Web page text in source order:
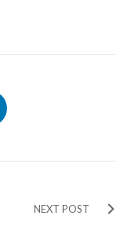
NEXT POST